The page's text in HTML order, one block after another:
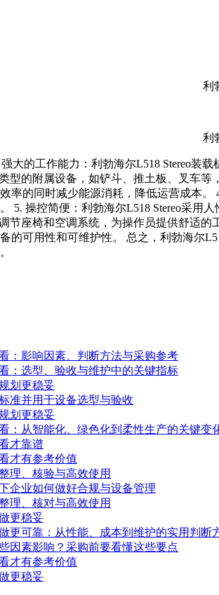
大的工作能力：利勃海尔L518 Stereo
型的附属设备，如铲斗、推土板、叉车
率的同时减少能源消耗，降低运营成本
5. 操控简便：利勃海尔L518 Stereo采
节座椅和空调系统，为操作员提供舒适
的可用性和可维护性。 总之，利勃海尔
：影响因素、判断方法与采购参考
：选型、验收与维护中的关键指标
划更稳妥
准并用于设备选型与验收
划更稳妥
：从智能化、绿色化到柔性生产的关键变
才靠谱
才有参考价值
理、核验与高效使用
企业如何做好合规与设备管理
理、核对与高效使用
更稳妥
更可靠：从性能、成本到维护的实用判断
因素影响？采购前要看懂这些要点
才有参考价值
更稳妥